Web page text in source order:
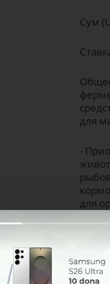
Сум
для
-
для
-